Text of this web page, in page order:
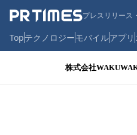
プレスリリース
Topテクノロジーモバイルアプリ
株式会社